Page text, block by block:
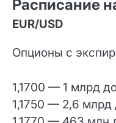
Расписание
EUR/USD
Опционы с
1,1700 — 1 млрд
1,1750 — 2,6 млрд